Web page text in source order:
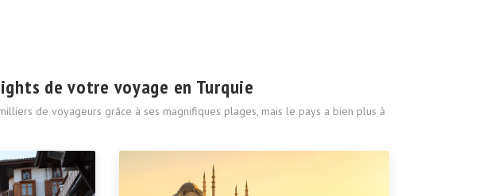
de votre voyage en Turquie
de voyageurs grâce à ses magnifiques plages, mais le pays a bien plus à